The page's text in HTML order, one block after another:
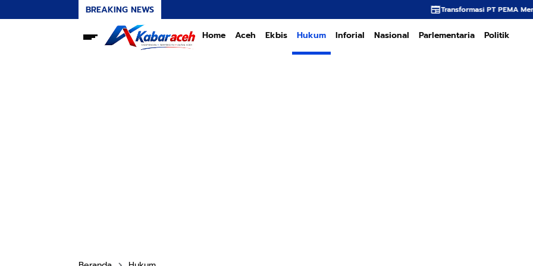
BREAKING NEWS Transformasi PT PEMA Memerlukan
Home Aceh Ekbis Hukum Inforial Nasional Parlementaria Politik